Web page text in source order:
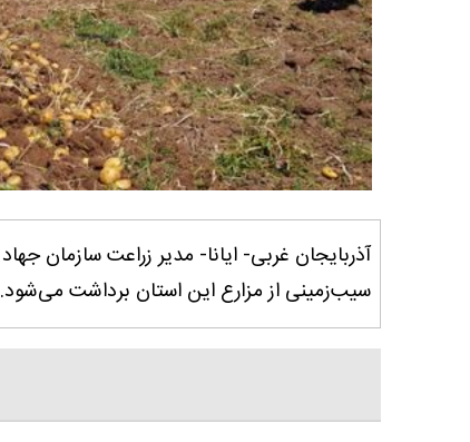
سیب‌زمینی از مزارع این استان برداشت می‌شود.